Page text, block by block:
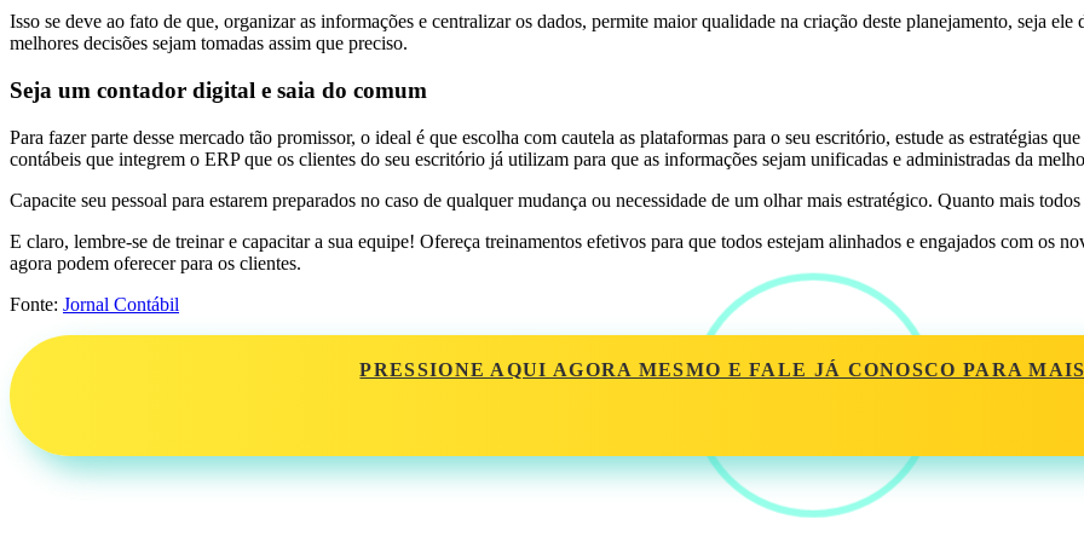
Isso se deve ao fato de que, organizar as informações e centralizar os dados, permite maior qualidade na criação deste planejamento, seja
melhores decisões sejam tomadas assim que preciso.
Seja um contador digital e saia do comum
Para fazer parte desse mercado tão promissor, o ideal é que escolha com cautela as plataformas para o seu escritório, estude as estratégias
contábeis que integrem o ERP que os clientes do seu escritório já utilizam para que as informações sejam unificadas e administradas da
Capacite seu pessoal para estarem preparados no caso de qualquer mudança ou necessidade de um olhar mais estratégico. Quanto mais
E claro, lembre-se de treinar e capacitar a sua equipe! Ofereça treinamentos efetivos para que todos estejam alinhados e engajados com os
agora podem oferecer para os clientes.
Fonte: Jornal Contábil
PRESSIONE AQUI AGORA MESMO E FALE JÁ CONOSCO PARA